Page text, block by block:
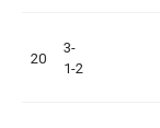
20
3-
1-2